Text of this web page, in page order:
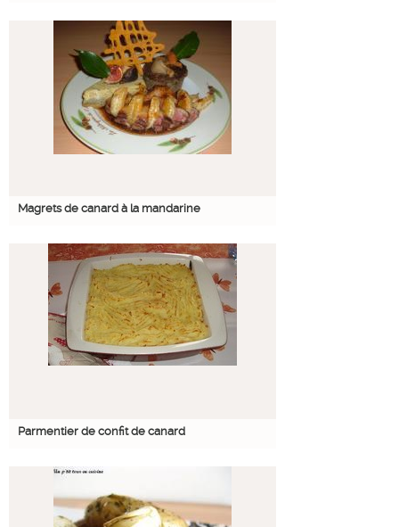
Magrets de canard à la mandarine
Parmentier de confit de canard